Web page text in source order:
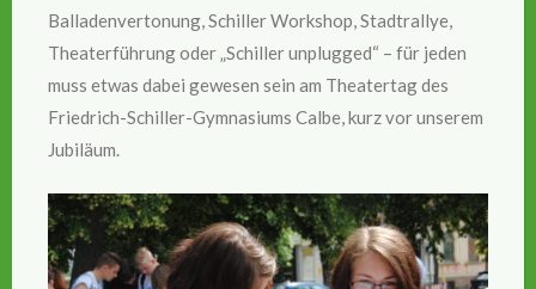
Balladenvertonung, Schiller Workshop, Stadtrallye,
Theaterführung oder „Schiller unplugged“ – für jeden
muss etwas dabei gewesen sein am Theatertag des
Friedrich-Schiller-Gymnasiums Calbe, kurz vor unserem
Jubiläum.